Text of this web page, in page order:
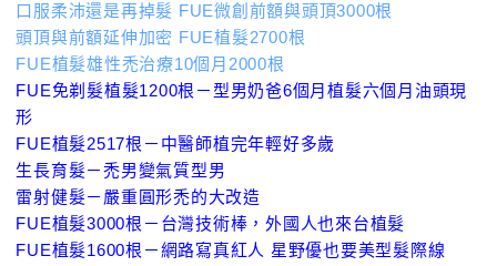
口服柔沛還是再掉髮 FUE微創前額與頭頂3000根
頭頂與前額延伸加密 FUE植髮2700根
FUE植髮雄性禿治療10個月2000根
FUE免剃髮植髮1200根－型男奶爸6個月植髮六個月油頭現
形
FUE植髮2517根－中醫師植完年輕好多歲
生長育髮－禿男變氣質型男
雷射健髮－嚴重圓形禿的大改造
FUE植髮3000根－台灣技術棒，外國人也來台植髮
FUE植髮1600根－網路寫真紅人 星野優也要美型髮際線